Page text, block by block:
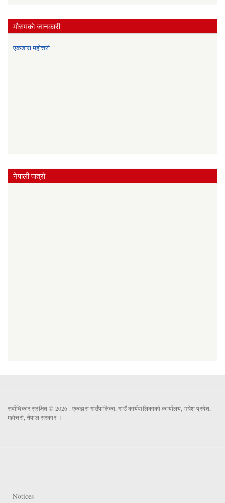
मौसमकाे जानकारी
एकडारा महोत्तरी
नेपाली पात्रो
सर्वाधिकार सुरक्षित © 2026 . एकडारा गाउँपालिका, गाउँ कार्यपालिकाको कार्यालय, मधेश प्रदेश,
महोत्तरी, नेपाल सरकार ।
Notices